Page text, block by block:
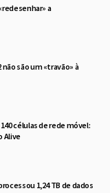
a
são um «travão» à
células de rede móvel:
Alive
1,24 TB de dados